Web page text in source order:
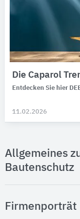
Die Caparol
Entdecken Sie hier
11.02.2026
Allgemeines
Bautenschutz
Firmenporträt